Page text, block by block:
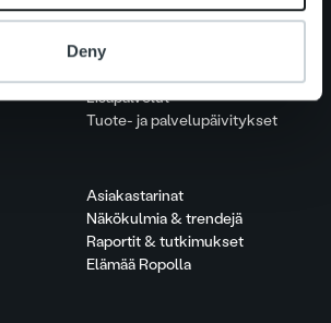
DenyPalveluosa-alueet
Lisäpalvelut
Tuote- ja palvelupäivitykset
Asiakastarinat
Näkökulmia & trendejä
Raportit & tutkimukset
Elämää Ropolla